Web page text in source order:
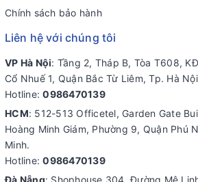
Chính sách bảo hành
Liên hệ với chúng tôi
VP Hà Nội: Tầng 2, Tháp B, Tòa T608,
Cổ Nhuế 1, Quận Bắc Từ Liêm, Tp. Hà
Hotline:0986470139
HCM: 512-513 Officetel, Garden Gate
Hoàng Minh Giám, Phường 9, Quận Phú
Minh.
Hotline:0986470139
Đà Nẵng: Shophouse 304, Đường Mê